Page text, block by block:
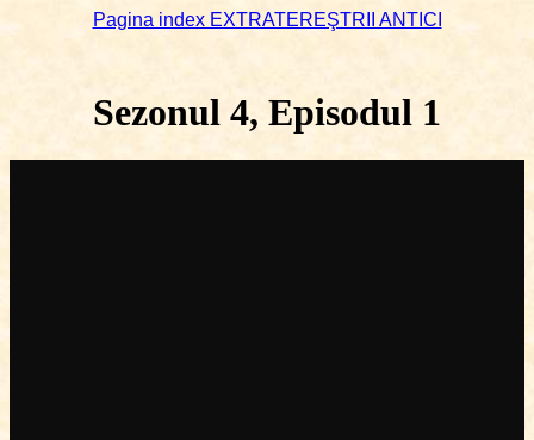
Pagina index EXTRATEREŞTRII ANTICI
Sezonul 4, Episodul 1